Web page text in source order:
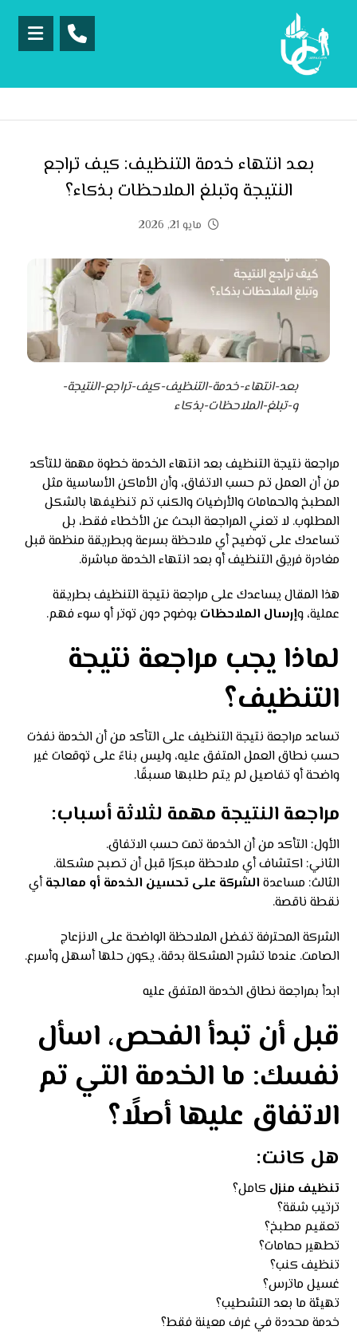
بعد انتهاء خدمة التنظيف: كيف تراجع
النتيجة وتبلغ الملاحظات بذكاء؟
مايو 21, 2026
بعد-انتهاء-خدمة-التنظيف-كيف-تراجع-النتيجة-
و-تبلغ-الملاحظات-بذكاء
مراجعة نتيجة التنظيف بعد انتهاء الخدمة خطوة مهمة للتأكد
من أن العمل تم حسب الاتفاق، وأن الأماكن الأساسية مثل
المطبخ والحمامات والأرضيات والكنب تم تنظيفها بالشكل
المطلوب. لا تعني المراجعة البحث عن الأخطاء فقط، بل
تساعدك على توضيح أي ملاحظة بسرعة وبطريقة منظمة قبل
مغادرة فريق التنظيف أو بعد انتهاء الخدمة مباشرة.
هذا المقال يساعدك على مراجعة نتيجة التنظيف بطريقة
عملية، وإرسال الملاحظات بوضوح دون توتر أو سوء فهم.
لماذا يجب مراجعة نتيجة
التنظيف؟
تساعد مراجعة نتيجة التنظيف على التأكد من أن الخدمة نفذت
حسب نطاق العمل المتفق عليه، وليس بناءً على توقعات غير
واضحة أو تفاصيل لم يتم طلبها مسبقًا.
مراجعة النتيجة مهمة لثلاثة أسباب:
الأول: التأكد من أن الخدمة تمت حسب الاتفاق.
الثاني: اكتشاف أي ملاحظة مبكرًا قبل أن تصبح مشكلة.
الثالث: مساعدة الشركة على تحسين الخدمة أو معالجةأي
نقطة ناقصة.
الشركة المحترفة تفضل الملاحظة الواضحة على الانزعاج
الصامت. عندما تشرح المشكلة بدقة، يكون حلها أسهل وأسرع.
ابدأ بمراجعة نطاق الخدمة المتفق عليه
قبل أن تبدأ الفحص، اسأل
نفسك: ما الخدمة التي تم
الاتفاق عليها أصلًا؟
هل كانت:
تنظيف منزل كامل؟
ترتيب شقة؟
تعقيم مطبخ؟
تطهير حمامات؟
تنظيف كنب؟
غسيل ماترس؟
تهيئة ما بعد التشطيب؟
خدمة محددة في غرف معينة فقط؟